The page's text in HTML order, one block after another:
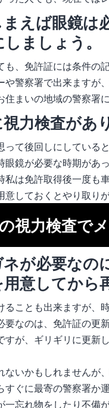
えば眼鏡は
ましょう。
、免許証には条件の
警察署で出来ますが
まいの地域の警察署
力検査があ
て後回しにしている
眼鏡が必要な時期があ
は免許取得後一度も
しておくとやり取り
視力検査で
が必要なの
意してから
ことも出来ますが、
なのは、免許証の更新
が、ギリギリに更新
いかもしれませんが
ぐに最寄の警察署か
忘れ物をしたり不備